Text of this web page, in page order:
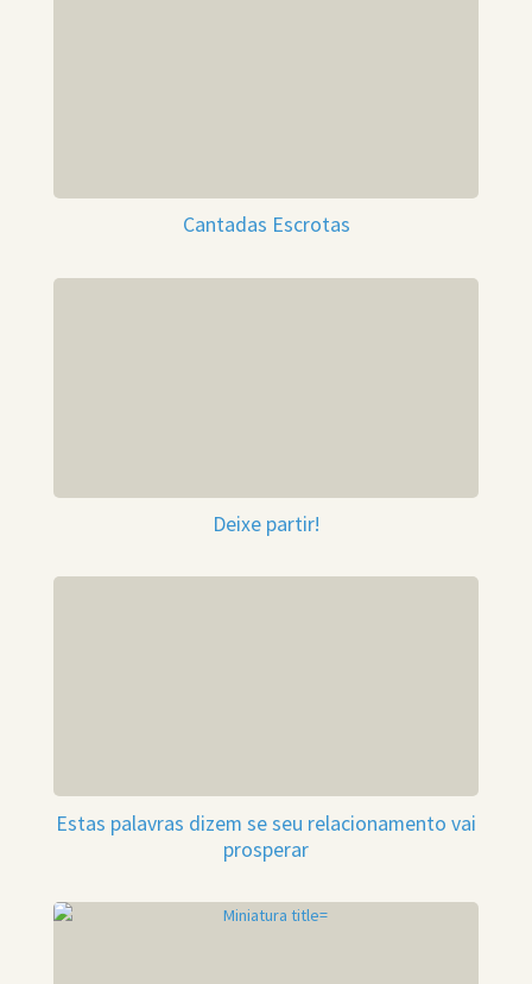
Cantadas Escrotas
Deixe partir!
Estas palavras dizem se seu relacionamento vai
prosperar